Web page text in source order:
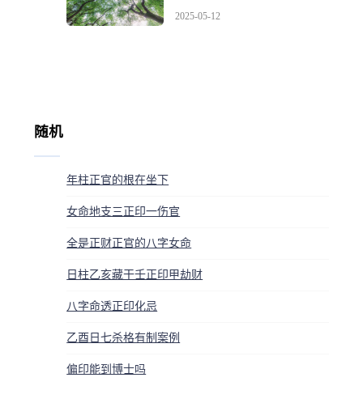
2025-05-12
随机
年柱正官的根在坐下
女命地支三正印一伤官
全是正财正官的八字女命
日柱乙亥藏干壬正印甲劫财
八字命透正印化忌
乙酉日七杀格有制案例
偏印能到博士吗